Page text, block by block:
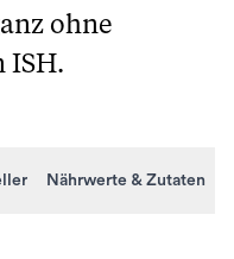
ohne
ISH.
Nährwerte & Zutaten